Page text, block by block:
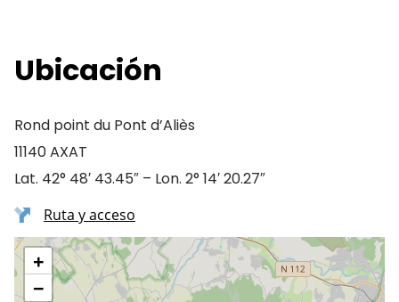
Ubicación
Rond point du Pont d’Aliès
11140 AXAT
Lat. 42° 48′ 43.45″ – Lon. 2° 14′ 20.27″
Ruta y acceso
+
−